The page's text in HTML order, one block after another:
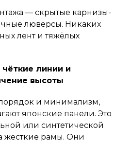
— скрытые карнизы-
люверсы. Никаких
лент и тяжёлых
линии и
высоты
порядок и минимализм,
японские панели. Это
или синтетической
жёсткие рамы. Они